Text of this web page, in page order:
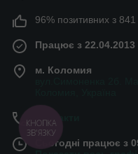
96% позитивних з 841
Працює з 22.04.2013
м. Коломия
Контакти
Сьогодні працює з
КНОПКА
ЗВ'ЯЗКУ